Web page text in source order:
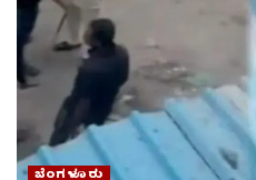
ಬೆಂಗಳೂರು